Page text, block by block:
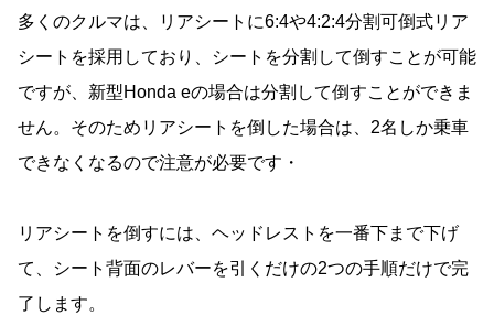
多くのクルマは、リアシートに6:4や4:2:4分割可倒式リア
シートを採用しており、シートを分割して倒すことが可能
ですが、新型Honda eの場合は分割して倒すことができま
せん。そのためリアシートを倒した場合は、2名しか乗車
できなくなるので注意が必要です・
リアシートを倒すには、ヘッドレストを一番下まで下げ
て、シート背面のレバーを引くだけの2つの手順だけで完
了します。